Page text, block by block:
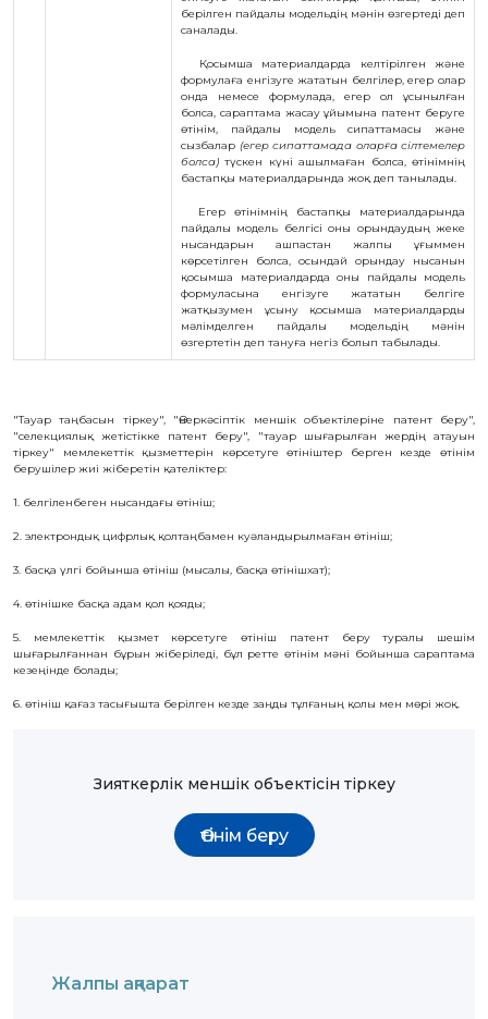
берілген пайдалы модельдің мәнін өзгертеді деп
саналады.
Қосымша материалдарда келтірілген және
формулаға енгізуге жататын белгілер, егер олар
онда немесе формулада, егер ол ұсынылған
болса, сараптама жасау ұйымына патент беруге
өтінім, пайдалы модель сипаттамасы және
сызбалар (егер сипаттамада оларға сілтемелер
болса) түскен күні ашылмаған болса, өтінімнің
бастапқы материалдарында жоқ деп танылады.
Егер өтінімнің бастапқы материалдарында
пайдалы модель белгісі оны орындаудың жеке
нысандарын ашпастан жалпы ұғыммен
көрсетілген болса, осындай орындау нысанын
қосымша материалдарда оны пайдалы модель
формуласына енгізуге жататын белгіге
жатқызумен ұсыну қосымша материалдарды
мәлімделген пайдалы модельдің мәнін
өзгертетін деп тануға негіз болып табылады.
"Тауар таңбасын тіркеу", "Өнеркәсіптік меншік объектілеріне патент беру",
"селекциялық жетістікке патент беру", "тауар шығарылған жердің атауын
тіркеу" мемлекеттік қызметтерін көрсетуге өтініштер берген кезде өтінім
берушілер жиі жіберетін қателіктер:
1. белгіленбеген нысандағы өтініш;
2. электрондық цифрлық қолтаңбамен куәландырылмаған өтініш;
3. басқа үлгі бойынша өтініш (мысалы, басқа өтінішхат);
4. өтінішке басқа адам қол қояды;
5. мемлекеттік қызмет көрсетуге өтініш патент беру туралы шешім
шығарылғаннан бұрын жіберіледі, бұл ретте өтінім мәні бойынша сараптама
кезеңінде болады;
6. өтініш қағаз тасығышта берілген кезде заңды тұлғаның қолы мен мөрі жоқ.
Зияткерлік меншік объектісін тіркеу
Өтінім беру
Жалпы ақпарат